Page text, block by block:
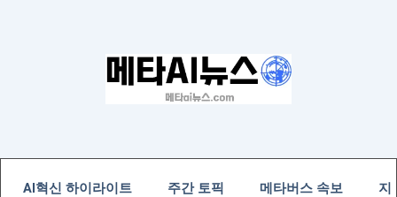
기
AI혁신 하이라이트
주간 토픽 메타버스 속보 지